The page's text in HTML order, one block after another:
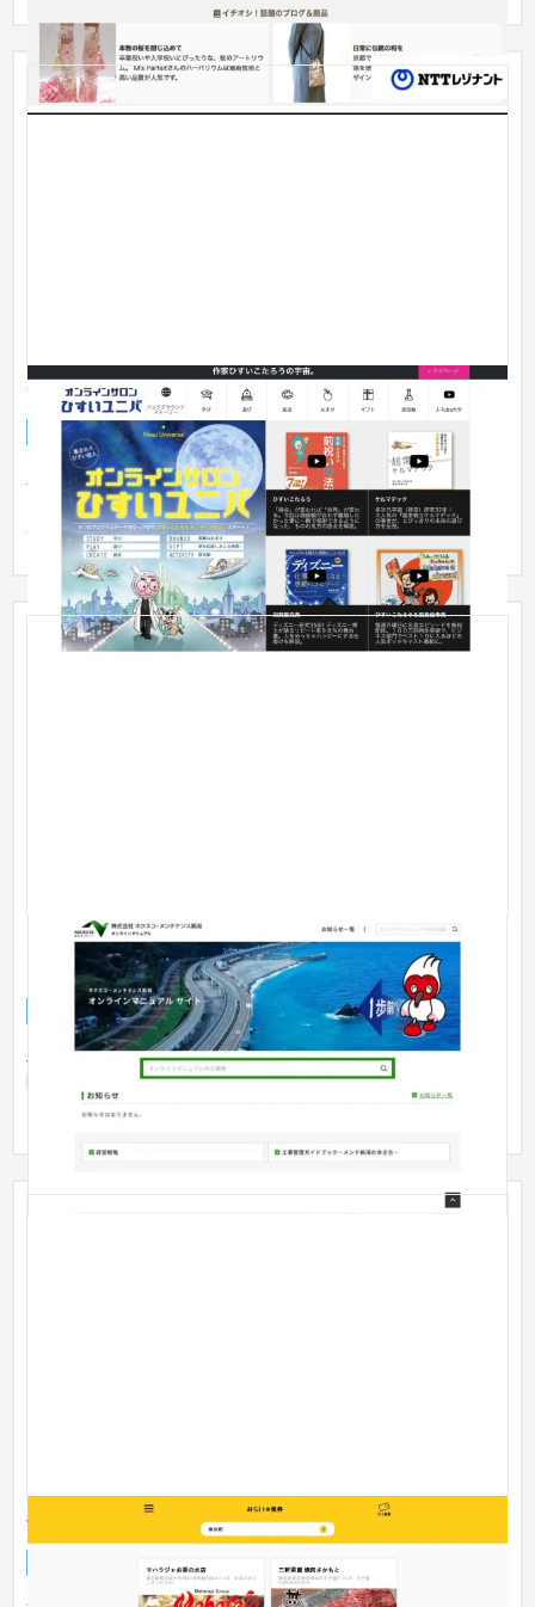
ひすいこたろう 会員サイト
Webサービス 芸能・アーティスト・音楽 101〜150万円
人気作家ひすいこたろうさんが、ファンと交流するためのサイ
トを作成いたしました。会員登録ができて、オンラインやリア
ルで交流...
オンラインマニュアルサイト（株式会社ネクスコ・メ
ンテナンス新潟様）
Webサービス 工業・インフラ・物流
工事管理業務の効率化と、経営戦略の社内浸透を目的に、社員
限定公開のオンラインマニュアルサイトを制作させていただき
ました。...
飲食店のスマホ回数券発行サービス「みらいの食券」